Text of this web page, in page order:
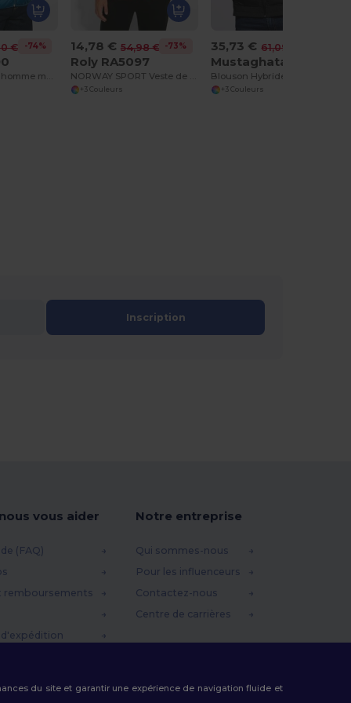
€ -74% 14,78 € 54,98 € -73%
Roly RA5097
+3 Couleurs
35,73 € 61,09 €
Mustaghata ALPHA
+3 Couleurs
Inscription
vous aider
(FAQ)
remboursements
Notre entreprise
Qui sommes-nous
Pour les influenceurs
Contactez-nous
Centre de carrières
du site et garantir une expérience de navigation fluide et